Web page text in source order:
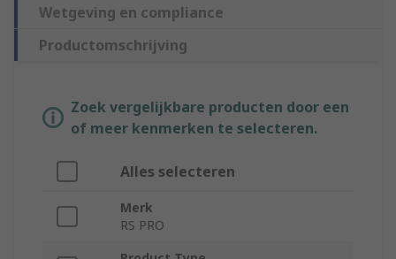
Wetgeving en compliance
Productomschrijving
Zoek vergelijkbare producten door een
of meer kenmerken te selecteren.
Alles selecteren
Merk
RS PRO